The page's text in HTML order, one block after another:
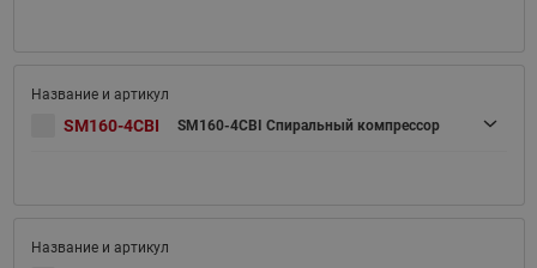
SM160-4CBI SM160-4CBI Спиральный компрессор